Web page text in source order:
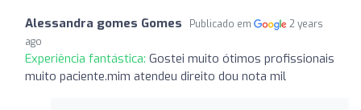
Alessandra gomes Gomes Publicado em
2 years
ago
Experiência fantástica: Gostei muito ótimos profissionais
muito paciente.mim atendeu direito dou nota mil